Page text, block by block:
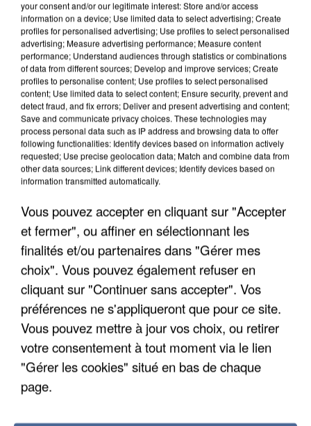
APRÈS TOUTES CES CANICULES, LES REFUGES
DE FAUNE SAUVAGE SONT...
your consent and/or our legitimate interest: Store and/or access
information on a device; Use limited data to select advertising; Create
profiles for personalised advertising; Use profiles to select personalised
advertising; Measure advertising performance; Measure content
performance; Understand audiences through statistics or combinations
of data from different sources; Develop and improve services; Create
profiles to personalise content; Use profiles to select personalised
content; Use limited data to select content; Ensure security, prevent and
detect fraud, and fix errors; Deliver and present advertising and content;
Save and communicate privacy choices. These technologies may
process personal data such as IP address and browsing data to offer
following functionalities: Identify devices based on information actively
requested; Use precise geolocation data; Match and combine data from
other data sources; Link different devices; Identify devices based on
information transmitted automatically.
Vous pouvez accepter en cliquant sur "Accepter
et fermer", ou affiner en sélectionnant les
finalités et/ou partenaires dans "Gérer mes
choix". Vous pouvez également refuser en
cliquant sur "Continuer sans accepter". Vos
préférences ne s'appliqueront que pour ce site.
Vous pouvez mettre à jour vos choix, ou retirer
votre consentement à tout moment via le lien
"Gérer les cookies" situé en bas de chaque
page.